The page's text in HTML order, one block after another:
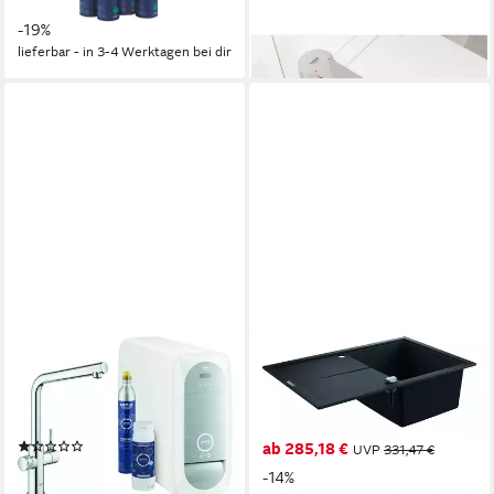
-19%
lieferbar - in 3-4 Werktagen bei dir
Küchenarmatur Blue Home
Starterkit Spültischarmatur
ab 1.689,25 € UVP2.401,91 €
Küchenspüle K400, 50/78
cm, Einbauspüle mit
Abtropffläche 780 x 500 mm
ab 285,18 € UVP 331,47 €
-14%